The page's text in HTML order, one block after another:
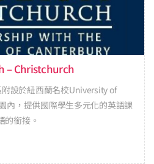
– Christchurch
設於紐西蘭名校University of
內，提供國際學生多元化的英語課
的銜接。